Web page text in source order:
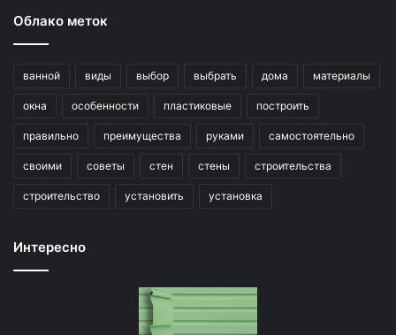
Облако меток
ванной виды выбор выбрать дома материалы
окна особенности пластиковые построить
правильно преимущества руками самостоятельно
своими советы стен стены строительства
строительство установить установка
Интересно